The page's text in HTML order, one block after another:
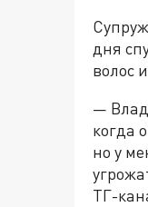
дня
волос
—
когда
но у
ТГ-